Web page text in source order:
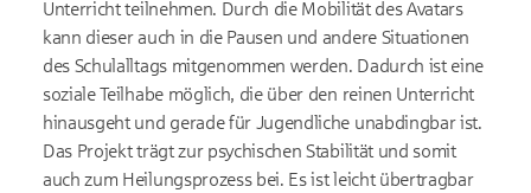
Unterricht teilnehmen. Durch die Mobilität des Avatars
kann dieser auch in die Pausen und andere Situationen
des Schulalltags mitgenommen werden. Dadurch ist eine
soziale Teilhabe möglich, die über den reinen Unterricht
hinausgeht und gerade für Jugendliche unabdingbar ist.
Das Projekt trägt zur psychischen Stabilität und somit
auch zum Heilungsprozess bei. Es ist leicht übertragbar